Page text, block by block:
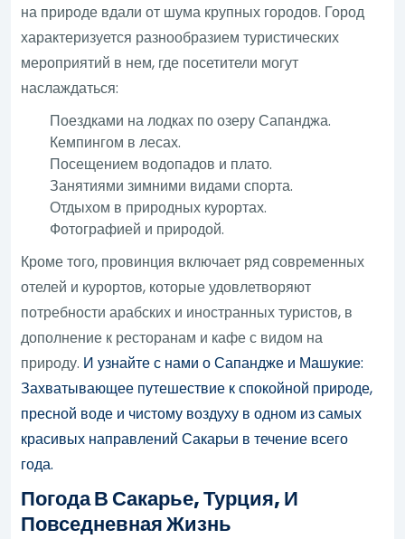
на природе вдали от шума крупных городов. Город
характеризуется разнообразием туристических
мероприятий в нем, где посетители могут
наслаждаться:
Поездками на лодках по озеру Сапанджа.
Кемпингом в лесах.
Посещением водопадов и плато.
Занятиями зимними видами спорта.
Отдыхом в природных курортах.
Фотографией и природой.
Кроме того, провинция включает ряд современных
отелей и курортов, которые удовлетворяют
потребности арабских и иностранных туристов, в
дополнение к ресторанам и кафе с видом на
природу. И узнайте с нами о Сапандже и Машукие:
Захватывающее путешествие к спокойной природе,
пресной воде и чистому воздуху в одном из самых
красивых направлений Сакарьи в течение всего
года.
Погода В Сакарье, Турция, И
Повседневная Жизнь